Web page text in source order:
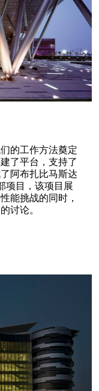
的工作方法奠定
了平台，支持了
阿布扎比马斯达
项目，该项目展
能挑战的同时，
讨论。